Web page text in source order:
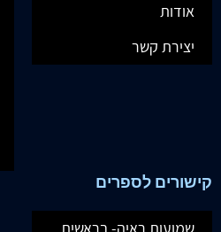
אודות
יצירת קשר
קישורים לספרים